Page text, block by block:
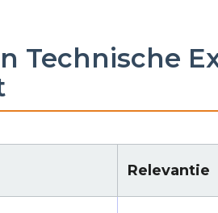
Technische
Relevantie